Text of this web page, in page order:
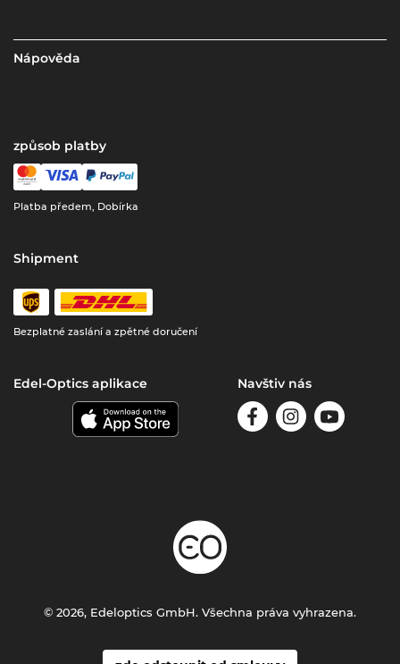
Nápověda
způsob platby
Platba předem, Dobírka
Shipment
Bezplatné zaslání a zpětné doručení
Edel-Optics aplikace Navštiv nás
© 2026, Edeloptics GmbH. Všechna práva vyhrazena.